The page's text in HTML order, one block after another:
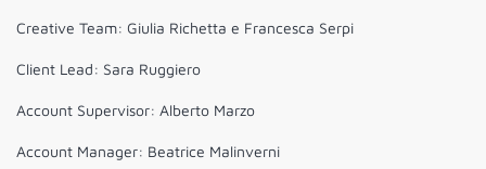
Creative Team: Giulia Richetta e Francesca Serpi
Client Lead: Sara Ruggiero
Account Supervisor: Alberto Marzo
Account Manager: Beatrice Malinverni